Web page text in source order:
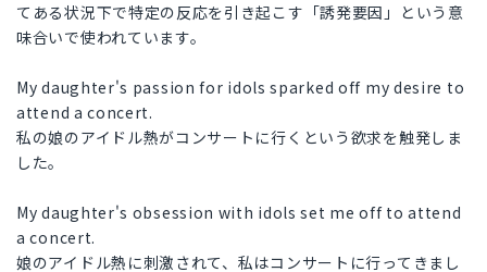
てある状況下で特定の反応を引き起こす「誘発要因」という意
味合いで使われています。
My daughter's passion for idols sparked off my desire to
attend a concert.
私の娘のアイドル熱がコンサートに行くという欲求を触発しま
した。
My daughter's obsession with idols set me off to attend
a concert.
娘のアイドル熱に刺激されて、私はコンサートに行ってきまし